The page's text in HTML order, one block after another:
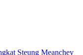
Steung Meanchey